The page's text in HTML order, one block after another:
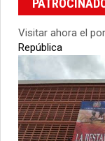
Visitar ahora el
República